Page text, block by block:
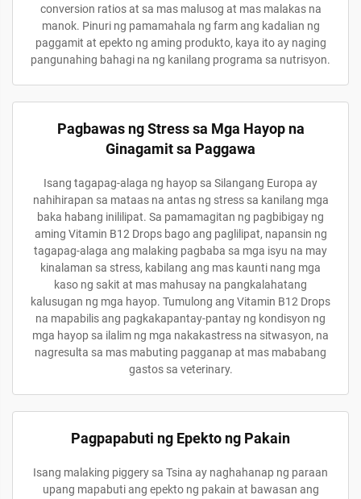
conversion ratios at sa mas malusog at mas malakas na
manok. Pinuri ng pamamahala ng farm ang kadalian ng
paggamit at epekto ng aming produkto, kaya ito ay naging
pangunahing bahagi na ng kanilang programa sa nutrisyon.
Pagbawas ng Stress sa Mga Hayop na
Ginagamit sa Paggawa
Isang tagapag-alaga ng hayop sa Silangang Europa ay
nahihirapan sa mataas na antas ng stress sa kanilang mga
baka habang inililipat. Sa pamamagitan ng pagbibigay ng
aming Vitamin B12 Drops bago ang paglilipat, napansin ng
tagapag-alaga ang malaking pagbaba sa mga isyu na may
kinalaman sa stress, kabilang ang mas kaunti nang mga
kaso ng sakit at mas mahusay na pangkalahatang
kalusugan ng mga hayop. Tumulong ang Vitamin B12 Drops
na mapabilis ang pagkakapantay-pantay ng kondisyon ng
mga hayop sa ilalim ng mga nakakastress na sitwasyon, na
nagresulta sa mas mabuting pagganap at mas mababang
gastos sa veterinary.
Pagpapabuti ng Epekto ng Pakain
Isang malaking piggery sa Tsina ay naghahanap ng paraan
upang mapabuti ang epekto ng pakain at bawasan ang